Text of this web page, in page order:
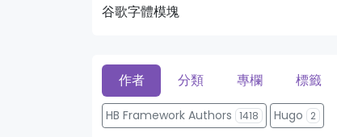
谷歌字體模塊
作者 分類 專欄 標籤
HB Framework Authors 1418 Hugo 2